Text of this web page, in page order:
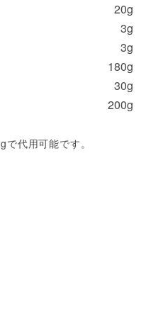
20g
3g
3g
180g
30g
200g
代用可能です。